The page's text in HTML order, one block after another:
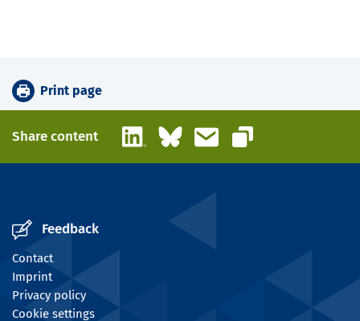
Print page
Share content LinkedInBlueskyEmail
Copy link
Feedback
Contact
Imprint
Privacy policy
Cookie settings